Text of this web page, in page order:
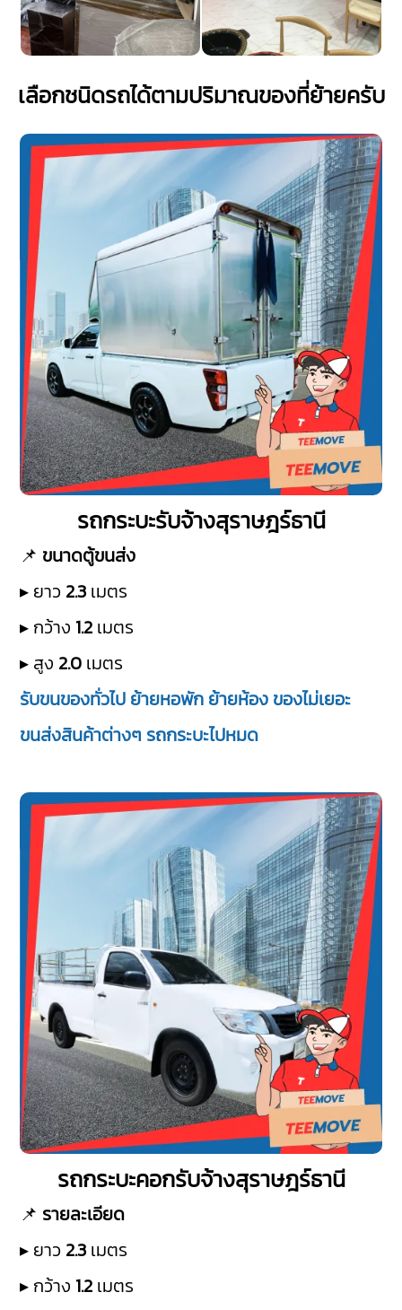
เลือกชนิดรถได้ตามปริมาณของที่ย้ายครับ
รถกระบะรับจ้างสุราษฎร์ธานี
📌 ขนาดตู้ขนส่ง
▸ ยาว 2.3 เมตร
▸ กว้าง 1.2 เมตร
▸ สูง 2.0 เมตร
รับขนของทั่วไป ย้ายหอพัก ย้ายห้อง ของไม่เยอะ
ขนส่งสินค้าต่างๆ รถกระบะไปหมด
รถกระบะคอกรับจ้างสุราษฎร์ธานี
📌 รายละเอียด
▸ ยาว 2.3 เมตร
▸ กว้าง 1.2 เมตร